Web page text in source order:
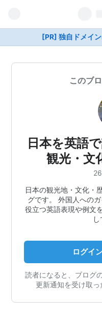
[PR] 独自ドメイ
このブ
日本を英語
観光・文
日本の観光地・文化・
グです。 外国人への
役立つ英語表現や例文
し
ログイ
読者になると、ブログ
更新通知を受け取っ